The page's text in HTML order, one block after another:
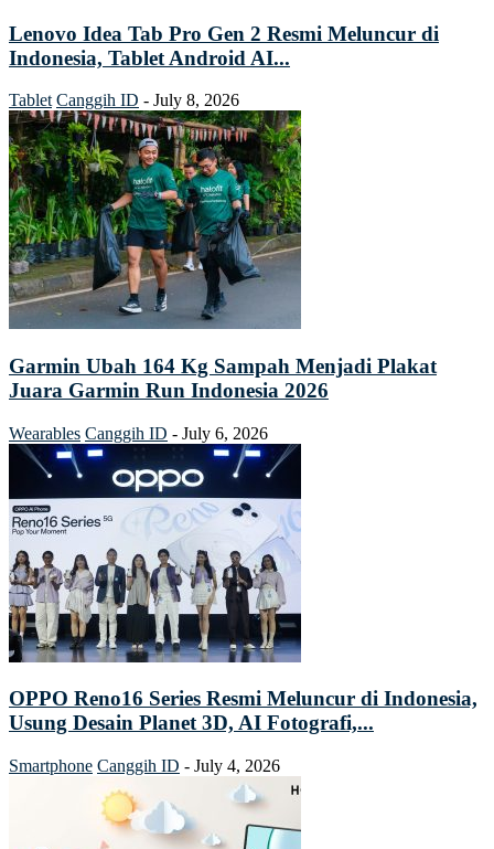
Lenovo Idea Tab Pro Gen 2 Resmi Meluncur di
Indonesia, Tablet Android AI...
Tablet Canggih ID - July 8, 2026
Garmin Ubah 164 Kg Sampah Menjadi Plakat
Juara Garmin Run Indonesia 2026
Wearables Canggih ID - July 6, 2026
OPPO Reno16 Series Resmi Meluncur di Indonesia,
Usung Desain Planet 3D, AI Fotografi,...
Smartphone Canggih ID - July 4, 2026